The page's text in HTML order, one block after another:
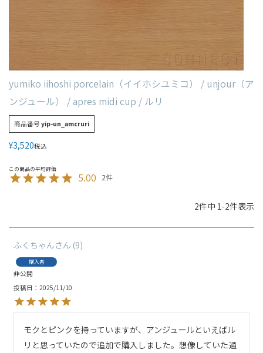
yumiko iihoshi porcelain（イイホシユミコ） / unjour（ア
ンジュール） / apres midi cup / ルリ
商品番号 yip-un_amcruri
¥3,520税込
5.00 2
2件中 1 -2件表示
ふくちゃん 9
購入者
非公開
投稿日
2025/11/10
モクとピンクを持っていますが、アンジュールといえばル
リと思っていたので追加で購入しました。想像していた通